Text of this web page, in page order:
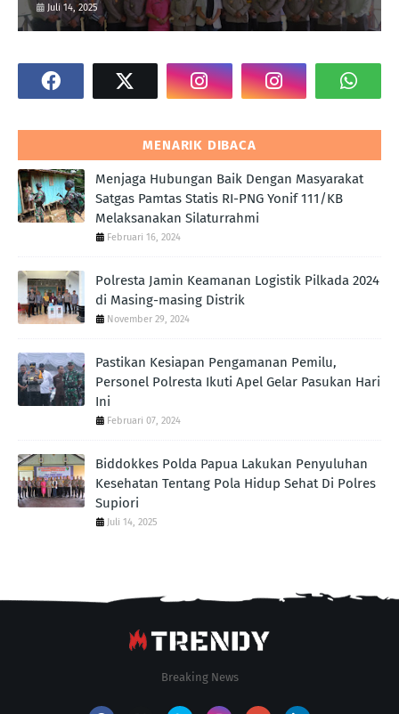
Juli 14, 2025
MENARIK DIBACA
Menjaga Hubungan Baik Dengan Masyarakat
Satgas Pamtas Statis RI-PNG Yonif 111/KB
Melaksanakan Silaturrahmi
Februari 16, 2024
Polresta Jamin Keamanan Logistik Pilkada 2024
di Masing-masing Distrik
November 29, 2024
Pastikan Kesiapan Pengamanan Pemilu,
Personel Polresta Ikuti Apel Gelar Pasukan Hari
Ini
Februari 07, 2024
Biddokkes Polda Papua Lakukan Penyuluhan
Kesehatan Tentang Pola Hidup Sehat Di Polres
Supiori
Juli 14, 2025
Breaking News